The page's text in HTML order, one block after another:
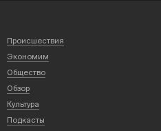
Происшествия
Экономим
Общество
Обзор
Культура
Подкасты